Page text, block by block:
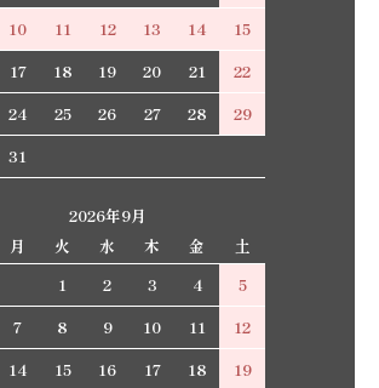
10 11 12 13 14
15
17 18 19 20 21
22
24 25 26 27 28
29
31
2026年9月
月 火 水 木 金
土
1
2 3 4
5
7 8 9 10 11
12
14 15 16 17 18
19